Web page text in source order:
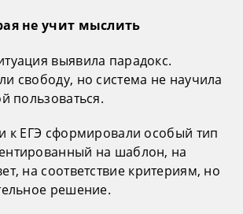
не учит мыслить
выявила парадокс.
свободу, но система не научила
пользоваться.
к ЕГЭ сформировали особый тип
на шаблон, на
на соответствие критериям, но
решение.